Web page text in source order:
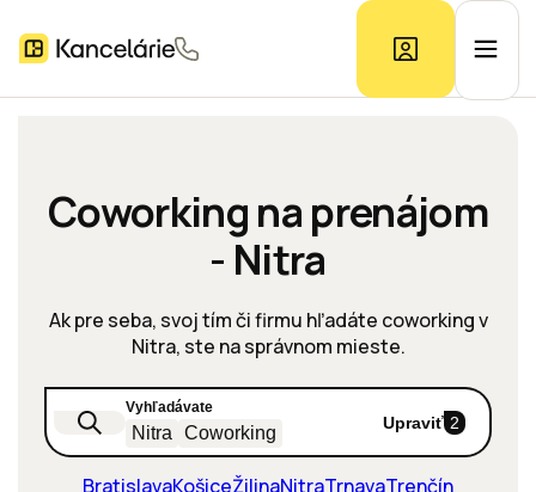
Prieskum trhu
Kontakt
Inzerát
Coworking na prenájom
- Nitra
Ak pre seba, svoj tím či firmu hľadáte coworking v
Nitra, ste na správnom mieste.
Vyhľadávate
Nitra Coworking
Upraviť 2
BratislavaKošiceŽilinaNitraTrnavaTrenčín